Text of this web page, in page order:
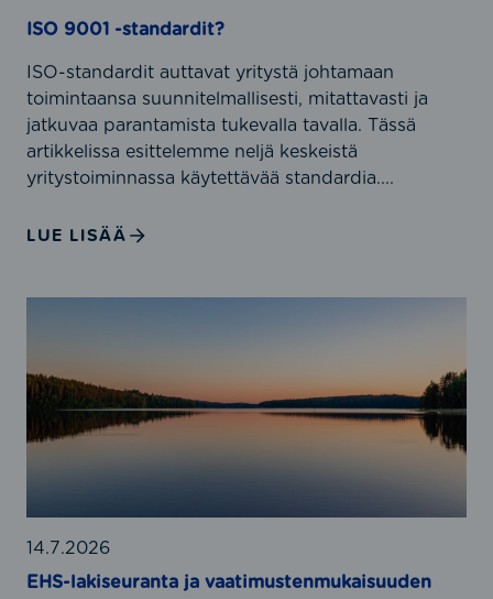
4
0
1
,
I
S
4
0
,
S
0
1
ISO 9001 -standardit?
ISO-standardit auttavat yritystä johtamaan
toimintaansa suunnitelmallisesti, mitattavasti ja
jatkuvaa parantamista tukevalla tavalla. Tässä
artikkelissa esittelemme neljä keskeistä
yritystoiminnassa käytettävää standardia....
LUE LISÄÄ
-
a
s
e
u
14.7.2026
EHS-lakiseuranta ja vaatimustenmukaisuuden